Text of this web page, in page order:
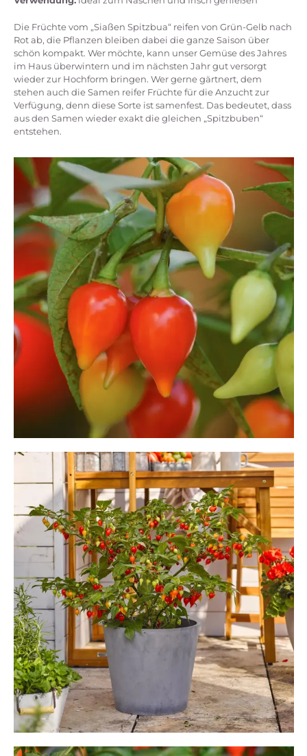
Die Früchte vom „Siaßen Spitzbua“ reifen von Grün-Gelb nach
Rot ab, die Pflanzen bleiben dabei die ganze Saison über
schön kompakt. Wer möchte, kann unser Gemüse des Jahres
im Haus überwintern und im nächsten Jahr gut versorgt
wieder zur Hochform bringen. Wer gerne gärtnert, dem
stehen auch die Samen reifer Früchte für die Anzucht zur
Verfügung, denn diese Sorte ist samenfest. Das bedeutet, dass
aus den Samen wieder exakt die gleichen „Spitzbuben“
entstehen.